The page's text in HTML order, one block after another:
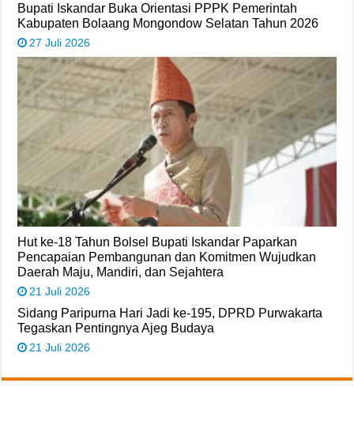
Bupati Iskandar Buka Orientasi PPPK Pemerintah
Kabupaten Bolaang Mongondow Selatan Tahun 2026
27 Juli 2026
Hut ke-18 Tahun Bolsel Bupati Iskandar Paparkan
Pencapaian Pembangunan dan Komitmen Wujudkan
Daerah Maju, Mandiri, dan Sejahtera
21 Juli 2026
Sidang Paripurna Hari Jadi ke-195, DPRD Purwakarta
Tegaskan Pentingnya Ajeg Budaya
21 Juli 2026